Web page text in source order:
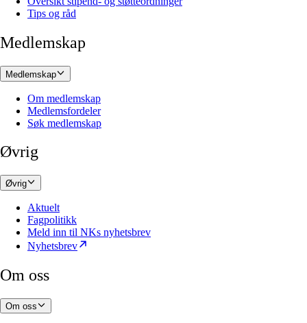
Tips og råd
Medlemskap
Medlemskap
Om medlemskap
Medlemsfordeler
Søk medlemskap
Øvrig
Øvrig
Aktuelt
Fagpolitikk
Meld inn til NKs nyhetsbrev
Nyhetsbrev
Om oss
Om oss